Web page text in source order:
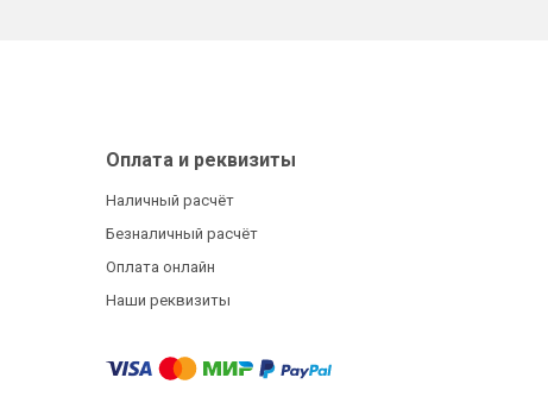
Оплата и реквизиты
Наличный расчёт
Безналичный расчёт
Оплата онлайн
Наши реквизиты